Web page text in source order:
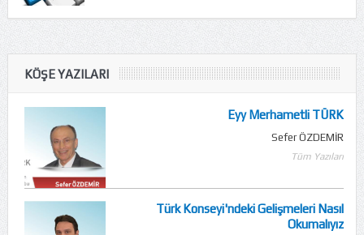
KÖŞE YAZILARI
Eyy Merhametli TÜRK
Sefer ÖZDEMİR
Tüm Yazıları
Türk Konseyi'ndeki Gelişmeleri Nasıl
Okumalıyız